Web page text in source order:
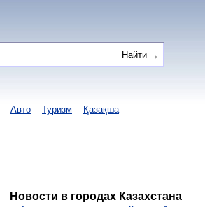
Авто Туризм Қазақша
Новости в городах Казахстана